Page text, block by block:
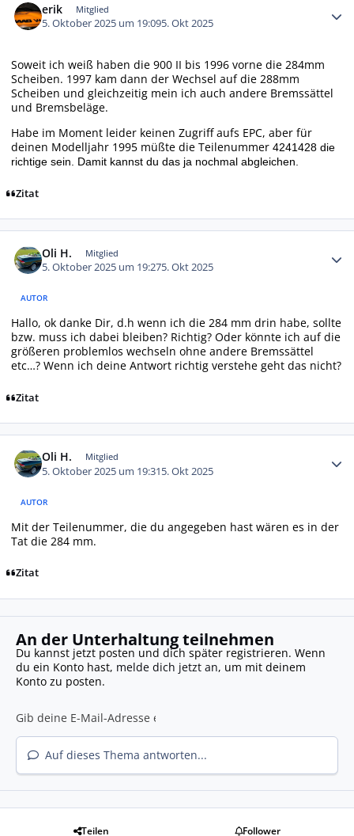
erik Mitglied
5. Oktober 2025 um 19:095. Okt 2025
Soweit ich weiß haben die 900 II bis 1996 vorne die 284mm
Scheiben. 1997 kam dann der Wechsel auf die 288mm
Scheiben und gleichzeitig mein ich auch andere Bremssättel
und Bremsbeläge.
Habe im Moment leider keinen Zugriff aufs EPC, aber für
deinen Modelljahr 1995 müßte die Teilenummer 4241428 die
richtige sein. Damit kannst du das ja nochmal abgleichen.
Zitat
Oli H. Mitglied
5. Oktober 2025 um 19:275. Okt 2025
AUTOR
Hallo, ok danke Dir, d.h wenn ich die 284 mm drin habe, sollte
bzw. muss ich dabei bleiben? Richtig? Oder könnte ich auf die
größeren problemlos wechseln ohne andere Bremssättel
etc…? Wenn ich deine Antwort richtig verstehe geht das nicht?
Zitat
Oli H. Mitglied
5. Oktober 2025 um 19:315. Okt 2025
AUTOR
Mit der Teilenummer, die du angegeben hast wären es in der
Tat die 284 mm.
Zitat
An der Unterhaltung teilnehmen
Du kannst jetzt posten und dich später registrieren. Wenn
du ein Konto hast, melde dich jetzt an, um mit deinem
Konto zu posten.
Auf dieses Thema antworten...
Teilen Follower